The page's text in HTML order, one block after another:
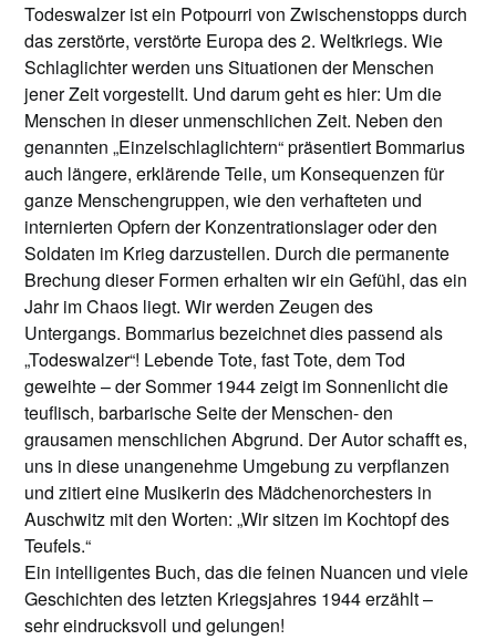
Todeswalzer ist ein Potpourri von Zwischenstopps durch
das zerstörte, verstörte Europa des 2. Weltkriegs. Wie
Schlaglichter werden uns Situationen der Menschen
jener Zeit vorgestellt. Und darum geht es hier: Um die
Menschen in dieser unmenschlichen Zeit. Neben den
genannten „Einzelschlaglichtern“ präsentiert Bommarius
auch längere, erklärende Teile, um Konsequenzen für
ganze Menschengruppen, wie den verhafteten und
internierten Opfern der Konzentrationslager oder den
Soldaten im Krieg darzustellen. Durch die permanente
Brechung dieser Formen erhalten wir ein Gefühl, das ein
Jahr im Chaos liegt. Wir werden Zeugen des
Untergangs. Bommarius bezeichnet dies passend als
„Todeswalzer“! Lebende Tote, fast Tote, dem Tod
geweihte – der Sommer 1944 zeigt im Sonnenlicht die
teuflisch, barbarische Seite der Menschen- den
grausamen menschlichen Abgrund. Der Autor schafft es,
uns in diese unangenehme Umgebung zu verpflanzen
und zitiert eine Musikerin des Mädchenorchesters in
Auschwitz mit den Worten: „Wir sitzen im Kochtopf des
Teufels.“
Ein intelligentes Buch, das die feinen Nuancen und viele
Geschichten des letzten Kriegsjahres 1944 erzählt –
sehr eindrucksvoll und gelungen!